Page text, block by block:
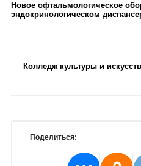
Новое офтальмологическое
эндокринологическом
Колледж культуры и
Поделиться: